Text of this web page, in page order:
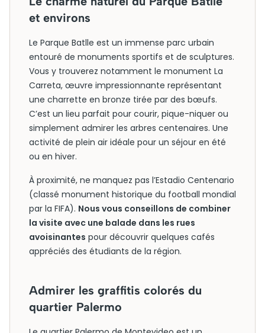
et environs
Le Parque Batlle est un immense parc urbain
entouré de monuments sportifs et de sculptures.
Vous y trouverez notamment le monument La
Carreta, œuvre impressionnante représentant
une charrette en bronze tirée par des bœufs.
C’est un lieu parfait pour courir, pique-niquer ou
simplement admirer les arbres centenaires. Une
activité de plein air idéale pour un séjour en été
ou en hiver.
À proximité, ne manquez pas l’Estadio Centenario
(classé monument historique du football mondial
par la FIFA). Nous vous conseillons de combiner
la visite avec une balade dans les rues
avoisinantes pour découvrir quelques cafés
appréciés des étudiants de la région.
Admirer les graffitis colorés du
quartier Palermo